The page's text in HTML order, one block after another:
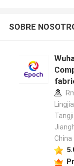
SOBRE
China